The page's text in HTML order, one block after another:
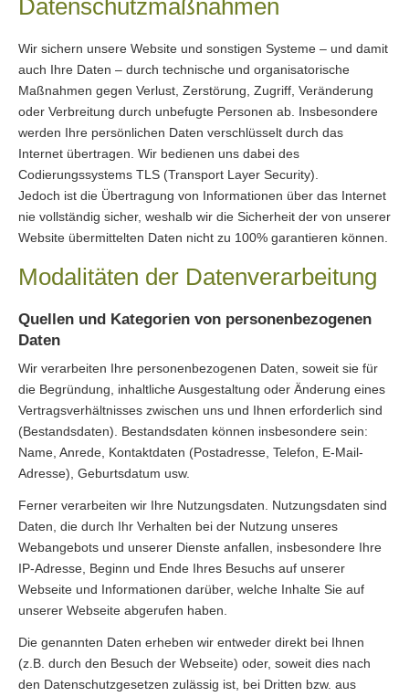
Datenschutzmaßnahmen
Wir sichern unsere Website und sonstigen Systeme – und damit
auch Ihre Daten – durch technische und organisatorische
Maßnahmen gegen Verlust, Zerstörung, Zugriff, Veränderung
oder Verbreitung durch unbefugte Per­sonen ab. Insbesondere
werden Ihre persönlichen Daten verschlüsselt durch das
Internet übertragen. Wir bedienen uns dabei des
Codierungssystems TLS (Transport Layer Security).
Jedoch ist die Übertragung von Informationen über das Internet
nie vollständig sicher, weshalb wir die Sicherheit der von unserer
Website übermittelten Daten nicht zu 100% garantieren können.
Modalitäten der Datenverarbeitung
Quellen und Kategorien von personenbezogenen
Daten
Wir verarbeiten Ihre personenbezogenen Daten, soweit sie für
die Begründung, inhaltliche Ausgestaltung oder Änderung eines
Vertragsverhältnisses zwischen uns und Ihnen erforderlich sind
(Bestandsdaten). Bestandsdaten können insbesondere sein:
Name, Anrede, Kontaktdaten (Postadresse, Telefon, E-Mail-
Adresse), Geburts­datum usw.
Ferner verarbeiten wir Ihre Nutzungsdaten. Nutzungsdaten sind
Daten, die durch Ihr Verhalten bei der Nutzung unseres
Webangebots und unserer Dienste anfallen, insbesondere Ihre
IP-Adresse, Beginn und Ende Ihres Besuchs auf unserer
Webseite und Informationen darüber, welche Inhalte Sie auf
unserer Webseite abgerufen haben.
Die genannten Daten erheben wir entweder direkt bei Ihnen
(z.B. durch den Besuch der Webseite) oder, soweit dies nach
den Datenschutzgesetzen zulässig ist, bei Dritten bzw. aus